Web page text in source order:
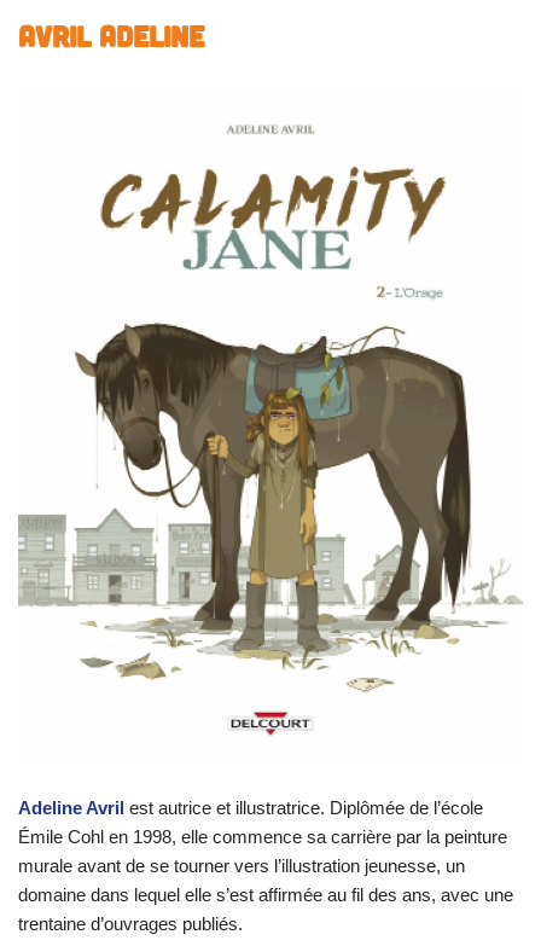
AVRIL Adeline
Adeline Avril est autrice et illustratrice. Diplômée de l’école
Émile Cohl en 1998, elle commence sa carrière par la peinture
murale avant de se tourner vers l’illustration jeunesse, un
domaine dans lequel elle s’est affirmée au fil des ans, avec une
trentaine d’ouvrages publiés.